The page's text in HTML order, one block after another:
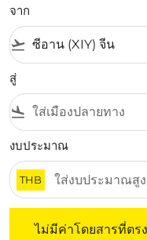
จาก
flight_takeoff
สู่
flight_land
งบประมาณ
THB
ไม่มีค่าโดยสารที่ต